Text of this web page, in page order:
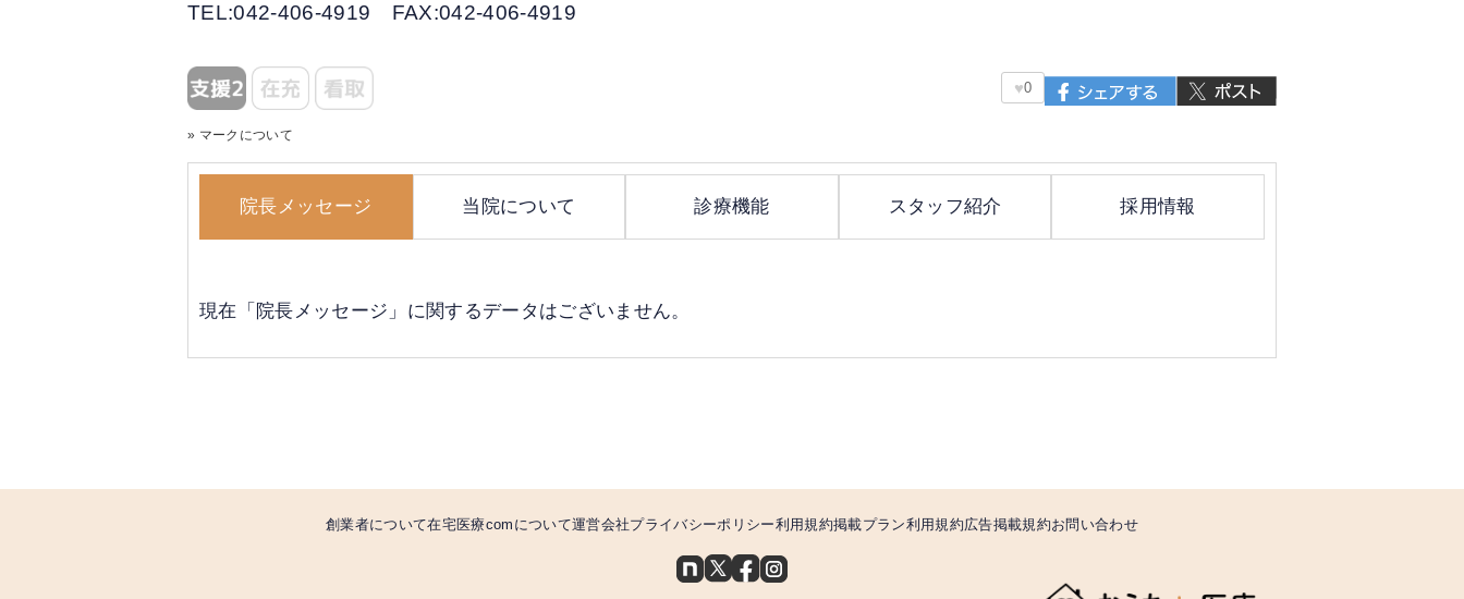
TEL:042-406-4919 FAX:042-406-4919
♥0
» マークについて
院長メッセージ 当院について 診療機能 スタッフ紹介 採用情報
現在「院長メッセージ」に関するデータはございません。
創業者について在宅医療comについて運営会社プライバシーポリシー利用規約掲載プラン利用規約広告掲載規約お問い合わせ